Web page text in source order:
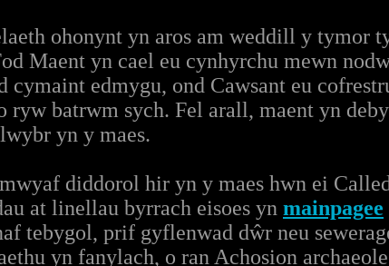
ohonynt yn aros am weddill y tymor
Maent yn cael eu cynhyrchu mewn
cymaint edmygu, ond Cawsant eu
ryw batrwm sych. Fel arall, maent yn
yn y maes.
diddorol hir yn y maes hwn ei
at linellau byrrach eisoes yn mainpagee
tebygol, prif gyflenwad dŵr neu
yn fanylach, o ran Achosion